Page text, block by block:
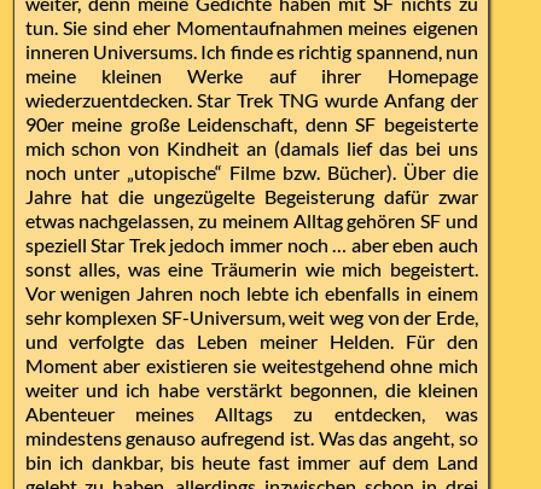
tun. Sie sind eher Momentaufnahmen meines eigenen
inneren Universums. Ich finde es richtig spannend, nun
meine kleinen Werke auf ihrer Homepage
wiederzuentdecken. Star Trek TNG wurde Anfang der
90er meine große Leidenschaft, denn SF begeisterte
mich schon von Kindheit an (damals lief das bei uns
noch unter „utopische“ Filme bzw. Bücher). Über die
Jahre hat die ungezügelte Begeisterung dafür zwar
etwas nachgelassen, zu meinem Alltag gehören SF und
speziell Star Trek jedoch immer noch … aber eben auch
sonst alles, was eine Träumerin wie mich begeistert.
Vor wenigen Jahren noch lebte ich ebenfalls in einem
sehr komplexen SF-Universum, weit weg von der Erde,
und verfolgte das Leben meiner Helden. Für den
Moment aber existieren sie weitestgehend ohne mich
weiter und ich habe verstärkt begonnen, die kleinen
Abenteuer meines Alltags zu entdecken, was
mindestens genauso aufregend ist. Was das angeht, so
bin ich dankbar, bis heute fast immer auf dem Land